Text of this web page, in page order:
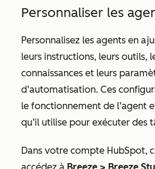
Personnaliser les
Personnalisez les agents en
leurs instructions, leurs outils,
connaissances et leurs
d’automatisation. Ces
le fonctionnement de l’agent
qu’il utilise pour exécuter des
Dans votre compte HubSpot,